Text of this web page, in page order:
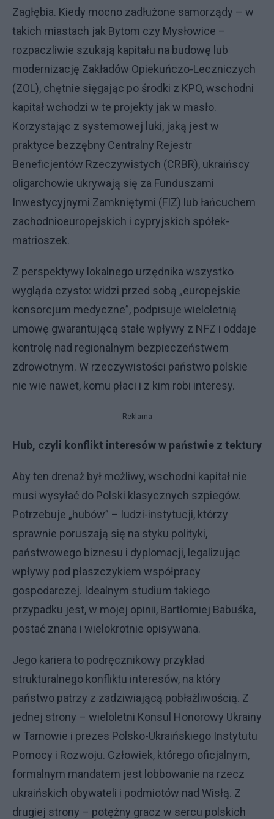
Zagłębia. Kiedy mocno zadłużone samorządy – w
takich miastach jak Bytom czy Mysłowice –
rozpaczliwie szukają kapitału na budowę lub
modernizację Zakładów Opiekuńczo-Leczniczych
(ZOL), chętnie sięgając po środki z KPO, wschodni
kapitał wchodzi w te projekty jak w masło.
Korzystając z systemowej luki, jaką jest w
praktyce bezzębny Centralny Rejestr
Beneficjentów Rzeczywistych (CRBR), ukraińscy
oligarchowie ukrywają się za Funduszami
Inwestycyjnymi Zamkniętymi (FIZ) lub łańcuchem
zachodnioeuropejskich i cypryjskich spółek-
matrioszek.
Z perspektywy lokalnego urzędnika wszystko
wygląda czysto: widzi przed sobą „europejskie
konsorcjum medyczne”, podpisuje wieloletnią
umowę gwarantującą stałe wpływy z NFZ i oddaje
kontrolę nad regionalnym bezpieczeństwem
zdrowotnym. W rzeczywistości państwo polskie
nie wie nawet, komu płaci i z kim robi interesy.
Reklama
Hub, czyli konflikt interesów w państwie z tektury
Aby ten drenaż był możliwy, wschodni kapitał nie
musi wysyłać do Polski klasycznych szpiegów.
Potrzebuje „hubów” – ludzi-instytucji, którzy
sprawnie poruszają się na styku polityki,
państwowego biznesu i dyplomacji, legalizując
wpływy pod płaszczykiem współpracy
gospodarczej. Idealnym studium takiego
przypadku jest, w mojej opinii, Bartłomiej Babuśka,
postać znana i wielokrotnie opisywana.
Jego kariera to podręcznikowy przykład
strukturalnego konfliktu interesów, na który
państwo patrzy z zadziwiającą pobłażliwością. Z
jednej strony – wieloletni Konsul Honorowy Ukrainy
w Tarnowie i prezes Polsko-Ukraińskiego Instytutu
Pomocy i Rozwoju. Człowiek, którego oficjalnym,
formalnym mandatem jest lobbowanie na rzecz
ukraińskich obywateli i podmiotów nad Wisłą. Z
drugiej strony – potężny gracz w sercu polskich